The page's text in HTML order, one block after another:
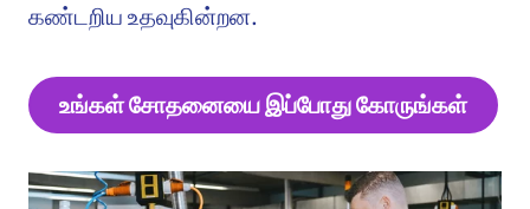
கண்டறிய உதவுகின்றன.
உங்கள் சோதனையை இப்போது கோருங்கள்